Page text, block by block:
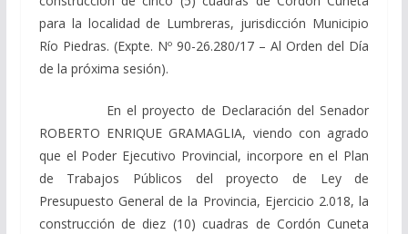
para la localidad de Lumbreras, jurisdicción Municipio
Río Piedras. (Expte. Nº 90-26.280/17 – Al Orden del Día
de la próxima sesión).
En el proyecto de Declaración del Senador
ROBERTO ENRIQUE GRAMAGLIA, viendo con agrado
que el Poder Ejecutivo Provincial, incorpore en el Plan
de Trabajos Públicos del proyecto de Ley de
Presupuesto General de la Provincia, Ejercicio 2.018, la
construcción de diez (10) cuadras de Cordón Cuneta